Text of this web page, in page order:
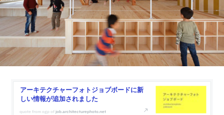
アーキテクチャーフォトジョブボードに新
しい情報が追加されました
job.architecturephoto.net